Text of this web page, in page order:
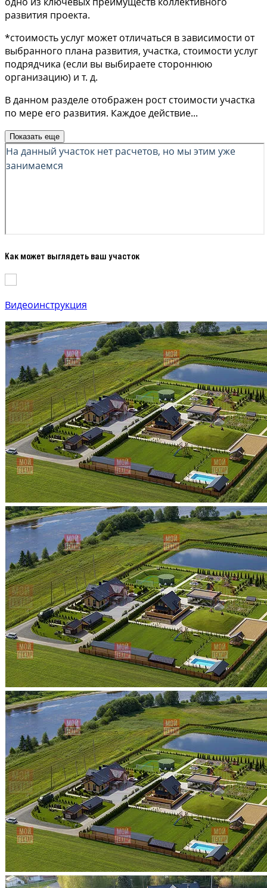
развития проекта.
*стоимость услуг может отличаться в зависимости от
выбранного плана развития, участка, стоимости услуг
подрядчика (если вы выбираете стороннюю
организацию) и т. д.
В данном разделе отображен рост стоимости участка
по мере его развития. Каждое действие...
Показать еще
Как может выглядеть ваш участок
Видеоинструкция